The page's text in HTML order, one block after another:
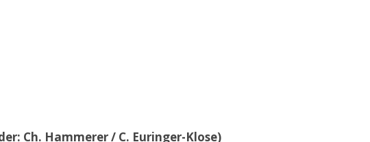
Ch. Hammerer / C. Euringer-Klose)